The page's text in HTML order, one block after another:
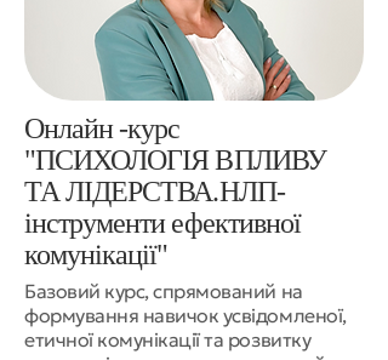
Онлайн -курс
"ПСИХОЛОГІЯ ВПЛИВУ
ТА ЛІДЕРСТВА.НЛП-
інструменти ефективної
комунікації"
Базовий курс, спрямований на
формування навичок усвідомленої,
етичної комунікації та розвитку